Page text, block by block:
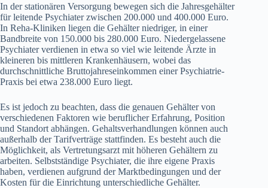
In der stationären Versorgung bewegen sich die Jahresgehälter
für leitende Psychiater zwischen 200.000 und 400.000 Euro.
In Reha-Kliniken liegen die Gehälter niedriger, in einer
Bandbreite von 150.000 bis 280.000 Euro. Niedergelassene
Psychiater verdienen in etwa so viel wie leitende Ärzte in
kleineren bis mittleren Krankenhäusern, wobei das
durchschnittliche Bruttojahreseinkommen einer Psychiatrie-
Praxis bei etwa 238.000 Euro liegt.
Es ist jedoch zu beachten, dass die genauen Gehälter von
verschiedenen Faktoren wie beruflicher Erfahrung, Position
und Standort abhängen. Gehaltsverhandlungen können auch
außerhalb der Tarifverträge stattfinden. Es besteht auch die
Möglichkeit, als Vertretungsarzt mit höheren Gehältern zu
arbeiten. Selbstständige Psychiater, die ihre eigene Praxis
haben, verdienen aufgrund der Marktbedingungen und der
Kosten für die Einrichtung unterschiedliche Gehälter.